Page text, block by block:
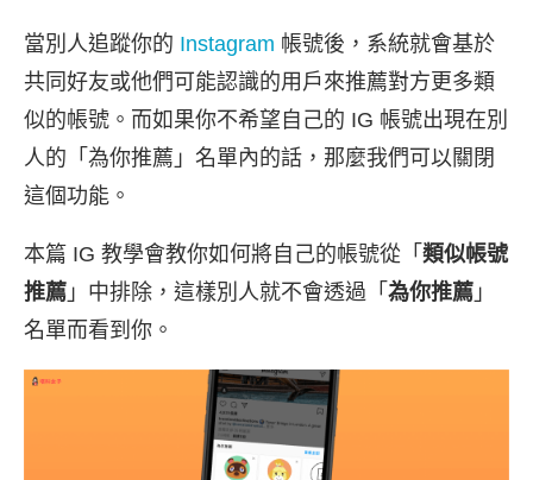
當別人追蹤你的 Instagram 帳號後，系統就會基於
共同好友或他們可能認識的用戶來推薦對方更多類
似的帳號。而如果你不希望自己的 IG 帳號出現在別
人的「為你推薦」名單內的話，那麼我們可以關閉
這個功能。
本篇 IG 教學會教你如何將自己的帳號從「 類似帳號
推薦 」中排除，這樣別人就不會透過「 為你推薦 」
名單而看到你。